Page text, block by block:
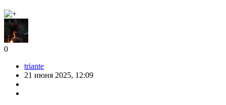
0
triante
21 июня 2025, 12:09